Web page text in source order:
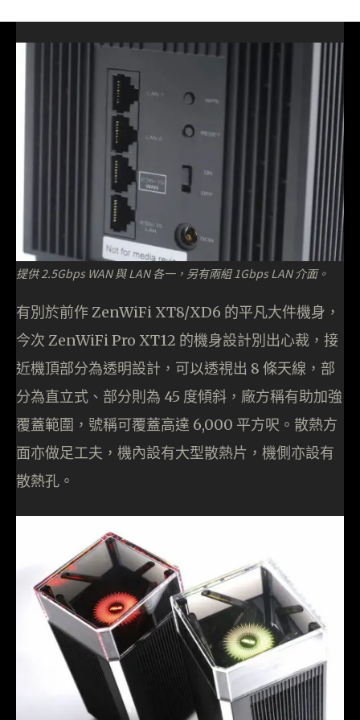
提供 2.5Gbps WAN 與 LAN 各一，另有兩組 1Gbps LAN 介面。
有別於前作 ZenWiFi XT8/XD6 的平凡大件機身，
今次 ZenWiFi Pro XT12 的機身設計別出心裁，接
近機頂部分為透明設計，可以透視出 8 條天線，部
分為直立式、部分則為 45 度傾斜，廠方稱有助加強
覆蓋範圍，號稱可覆蓋高達 6,000 平方呎。散熱方
面亦做足工夫，機內設有大型散熱片，機側亦設有
散熱孔。